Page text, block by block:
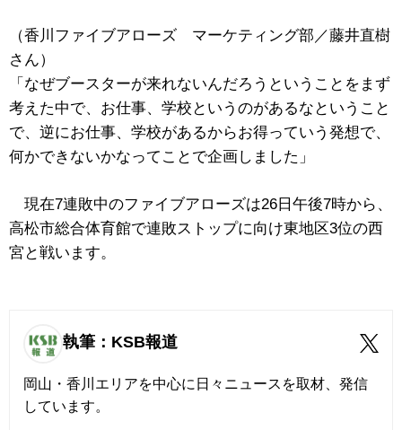
（香川ファイブアローズ マーケティング部／藤井直樹
さん）
「なぜブースターが来れないんだろうということをまず
考えた中で、お仕事、学校というのがあるなということ
で、逆にお仕事、学校があるからお得っていう発想で、
何かできないかなってことで企画しました」
現在7連敗中のファイブアローズは26日午後7時から、
高松市総合体育館で連敗ストップに向け東地区3位の西
宮と戦います。
執筆：KSB報道
岡山・香川エリアを中心に日々ニュースを取材、発信
しています。